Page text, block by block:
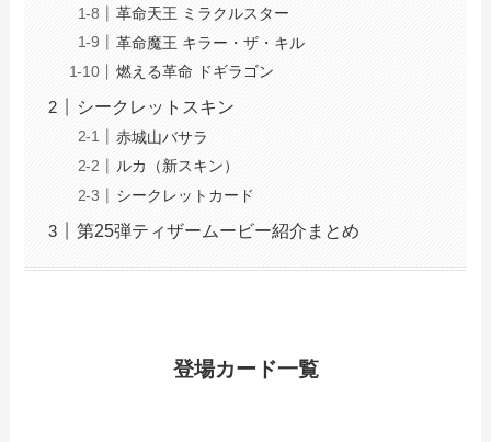
革命天王 ミラクルスター
革命魔王 キラー・ザ・キル
燃える革命 ドギラゴン
シークレットスキン
赤城山バサラ
ルカ（新スキン）
シークレットカード
第25弾ティザームービー紹介まとめ
登場カード一覧